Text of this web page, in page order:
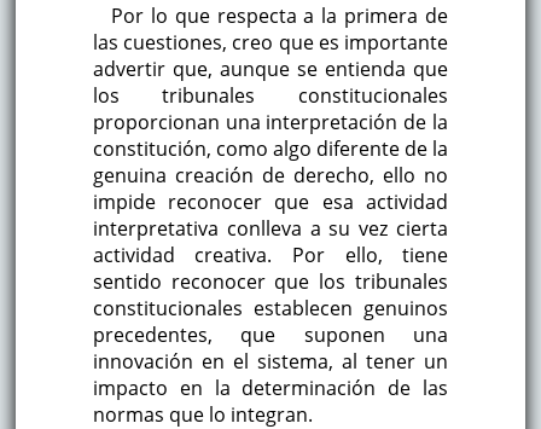
Por lo que respecta a la primera de
las cuestiones, creo que es importante
advertir que, aunque se entienda que
los tribunales constitucionales
proporcionan una interpretación de la
constitución, como algo diferente de la
genuina creación de derecho, ello no
impide reconocer que esa actividad
interpretativa conlleva a su vez cierta
actividad creativa. Por ello, tiene
sentido reconocer que los tribunales
constitucionales establecen genuinos
precedentes, que suponen una
innovación en el sistema, al tener un
impacto en la determinación de las
normas que lo integran.